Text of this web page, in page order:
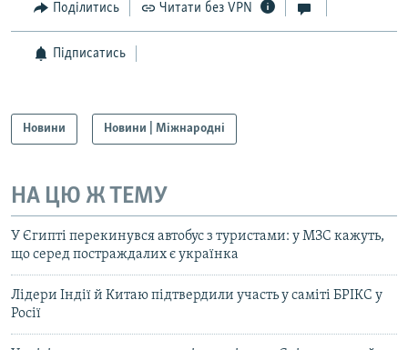
Поділитись Читати без VPN
Підписатись
Новини Новини | Міжнародні
НА ЦЮ Ж ТЕМУ
У Єгипті перекинувся автобус з туристами: у МЗС кажуть,
що серед постраждалих є українка
Лідери Індії й Китаю підтвердили участь у саміті БРІКС у
Росії